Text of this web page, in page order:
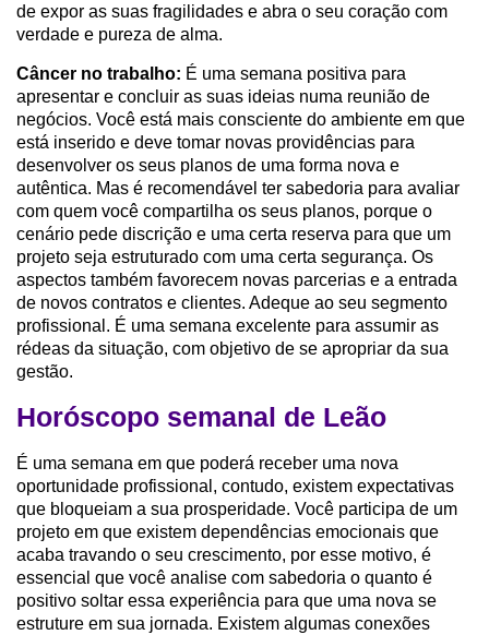
de expor as suas fragilidades e abra o seu coração com
verdade e pureza de alma.
Câncer no trabalho: É uma semana positiva para
apresentar e concluir as suas ideias numa reunião de
negócios. Você está mais consciente do ambiente em que
está inserido e deve tomar novas providências para
desenvolver os seus planos de uma forma nova e
autêntica. Mas é recomendável ter sabedoria para avaliar
com quem você compartilha os seus planos, porque o
cenário pede discrição e uma certa reserva para que um
projeto seja estruturado com uma certa segurança. Os
aspectos também favorecem novas parcerias e a entrada
de novos contratos e clientes. Adeque ao seu segmento
profissional. É uma semana excelente para assumir as
rédeas da situação, com objetivo de se apropriar da sua
gestão.
Horóscopo semanal de Leão
É uma semana em que poderá receber uma nova
oportunidade profissional, contudo, existem expectativas
que bloqueiam a sua prosperidade. Você participa de um
projeto em que existem dependências emocionais que
acaba travando o seu crescimento, por esse motivo, é
essencial que você analise com sabedoria o quanto é
positivo soltar essa experiência para que uma nova se
estruture em sua jornada. Existem algumas conexões